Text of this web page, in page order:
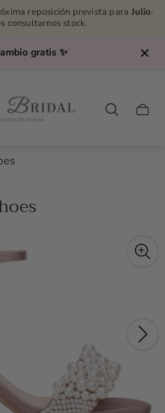
reposición prevista para Julio·
consultarnos stock.
Asesoras por
Store
logo"
Cart